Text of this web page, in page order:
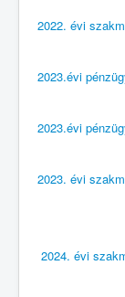
2022. évi
2023.évi
2023.évi
2023. évi
2024. évi